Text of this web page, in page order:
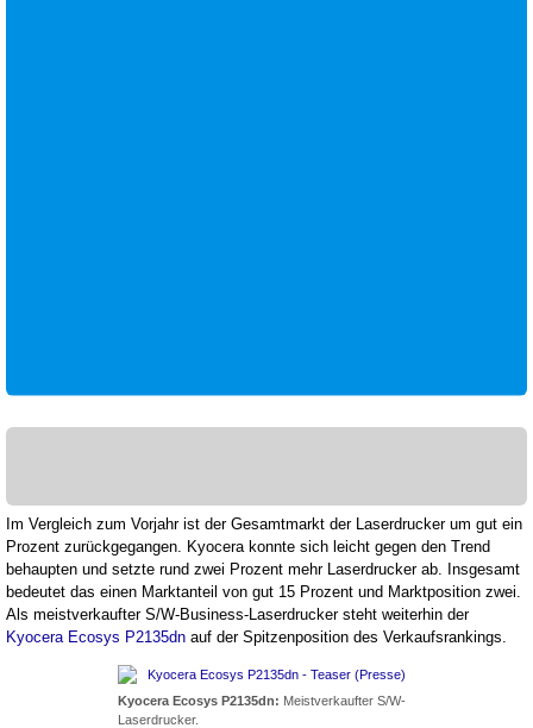
Im Vergleich zum Vorjahr ist der Gesamtmarkt der Laserdrucker um gut ein
Prozent zurückgegangen. Kyocera konnte sich leicht gegen den Trend
behaupten und setzte rund zwei Prozent mehr Laserdrucker ab. Insgesamt
bedeutet das einen Marktanteil von gut 15 Prozent und Marktposition zwei.
Als meistverkaufter S/W-Business-Laserdrucker steht weiterhin der
Kyocera Ecosys P2135dn auf der Spitzenposition des Verkaufsrankings.
Kyocera Ecosys P2135dn: Meistverkaufter S/W-
Laserdrucker.